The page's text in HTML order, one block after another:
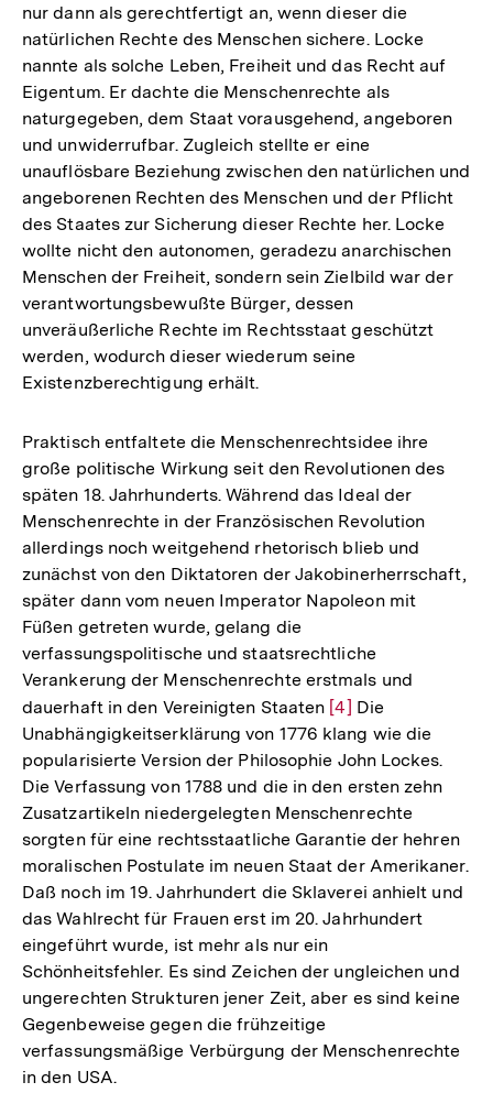
nur dann als gerechtfertigt an, wenn dieser die
natürlichen Rechte des Menschen sichere. Locke
nannte als solche Leben, Freiheit und das Recht auf
Eigentum. Er dachte die Menschenrechte als
naturgegeben, dem Staat vorausgehend, angeboren
und unwiderrufbar. Zugleich stellte er eine
unauflösbare Beziehung zwischen den natürlichen und
angeborenen Rechten des Menschen und der Pflicht
des Staates zur Sicherung dieser Rechte her. Locke
wollte nicht den autonomen, geradezu anarchischen
Menschen der Freiheit, sondern sein Zielbild war der
verantwortungsbewußte Bürger, dessen
unveräußerliche Rechte im Rechtsstaat geschützt
werden, wodurch dieser wiederum seine
Existenzberechtigung erhält.
Praktisch entfaltete die Menschenrechtsidee ihre
große politische Wirkung seit den Revolutionen des
späten 18. Jahrhunderts. Während das Ideal der
Menschenrechte in der Französischen Revolution
allerdings noch weitgehend rhetorisch blieb und
zunächst von den Diktatoren der Jakobinerherrschaft,
später dann vom neuen Imperator Napoleon mit
Füßen getreten wurde, gelang die
verfassungspolitische und staatsrechtliche
Verankerung der Menschenrechte erstmals und
dauerhaft in den Vereinigten Staaten Zur
Auflösung
der
Fußnote
[4] Die
Unabhängigkeitserklärung von 1776 klang wie die
popularisierte Version der Philosophie John Lockes.
Die Verfassung von 1788 und die in den ersten zehn
Zusatzartikeln niedergelegten Menschenrechte
sorgten für eine rechtsstaatliche Garantie der hehren
moralischen Postulate im neuen Staat der Amerikaner.
Daß noch im 19. Jahrhundert die Sklaverei anhielt und
das Wahlrecht für Frauen erst im 20. Jahrhundert
eingeführt wurde, ist mehr als nur ein
Schönheitsfehler. Es sind Zeichen der ungleichen und
ungerechten Strukturen jener Zeit, aber es sind keine
Gegenbeweise gegen die frühzeitige
verfassungsmäßige Verbürgung der Menschenrechte
in den USA.